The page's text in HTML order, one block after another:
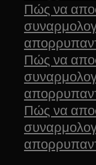
Πώς να
Πώς να
Πώς να